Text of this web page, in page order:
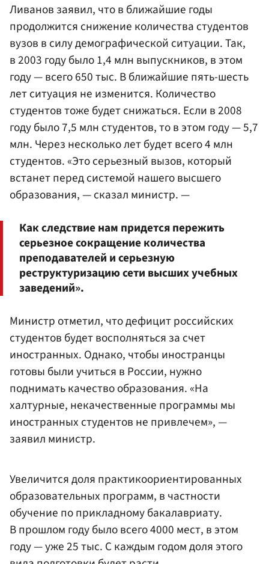
Ливанов заявил, что в ближайшие годы
продолжится снижение количества студентов
вузов в силу демографической ситуации. Так,
в 2003 году было 1,4 млн выпускников, в этом
году — всего 650 тыс. В ближайшие пять-шесть
лет ситуация не изменится. Количество
студентов тоже будет снижаться. Если в 2008
году было 7,5 млн студентов, то в этом году — 5,7
млн. Через несколько лет будет всего 4 млн
студентов. «Это серьезный вызов, который
встанет перед системой нашего высшего
образования, — сказал министр. —
Как следствие нам придется пережить
серьезное сокращение количества
преподавателей и серьезную
реструктуризацию сети высших учебных
заведений».
Министр отметил, что дефицит российских
студентов будет восполняться за счет
иностранных. Однако, чтобы иностранцы
готовы были учиться в России, нужно
поднимать качество образования. «На
халтурные, некачественные программы мы
иностранных студентов не привлечем», —
заявил министр.
Увеличится доля практикоориентированных
образовательных программ, в частности
обучение по прикладному бакалавриату.
В прошлом году было всего 4000 мест, в этом
году — уже 25 тыс. С каждым годом доля этого